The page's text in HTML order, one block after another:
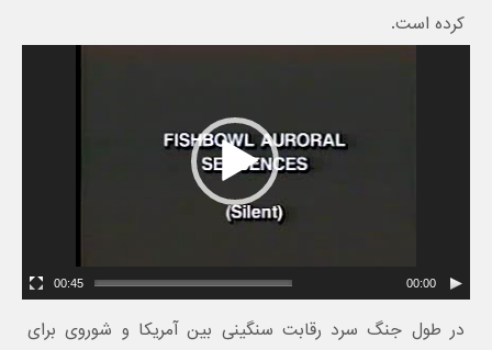
کرده است.
00:00
00:45
در طول جنگ سرد رقابت سنگینی بین آمریکا و شوروی برای